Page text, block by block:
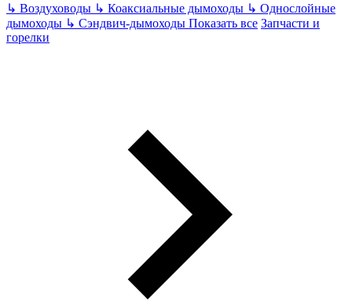
↳ Воздуховоды ↳ Коаксиальные дымоходы ↳ Однослойные
дымоходы ↳ Сэндвич-дымоходы Показать все Запчасти и
горелки